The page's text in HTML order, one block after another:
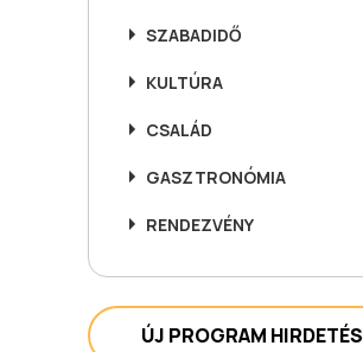
SZABADIDŐ
KULTÚRA
CSALÁD
GASZTRONÓMIA
RENDEZVÉNY
ÚJ PROGRAM HIRDETÉS